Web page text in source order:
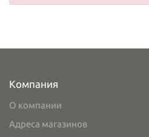
Компания
О компании
Адреса магазинов